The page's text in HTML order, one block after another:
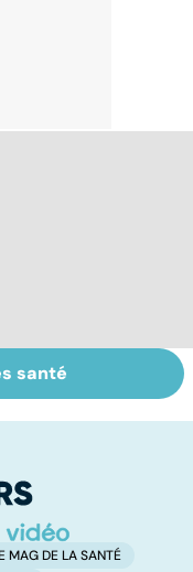
usage
santé
MAG DE LA SANTÉ